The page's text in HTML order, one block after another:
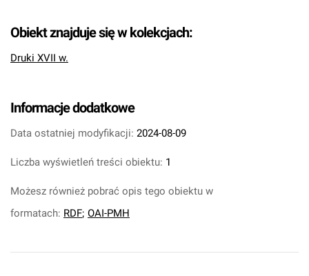
Obiekt znajduje się w kolekcjach:
Druki XVII w.
Informacje dodatkowe
Data ostatniej modyfikacji: 2024-08-09
Liczba wyświetleń treści obiektu: 1
Możesz również pobrać opis tego obiektu w
formatach: RDF; OAI-PMH